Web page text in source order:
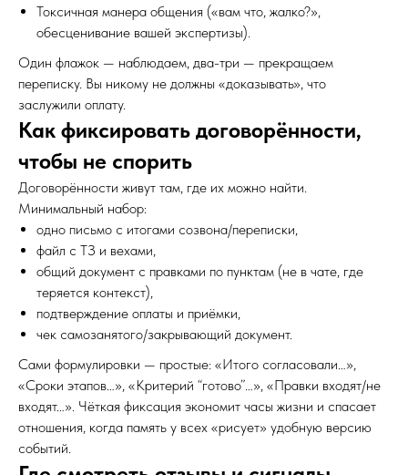
Токсичная манера общения («вам что, жалко?»,
обесценивание вашей экспертизы).
Один флажок — наблюдаем, два-три — прекращаем
переписку. Вы никому не должны «доказывать», что
заслужили оплату.
Как фиксировать договорённости,
чтобы не спорить
Договорённости живут там, где их можно найти.
Минимальный набор:
одно письмо с итогами созвона/переписки,
файл с ТЗ и вехами,
общий документ с правками по пунктам (не в чате, где
теряется контекст),
подтверждение оплаты и приёмки,
чек самозанятого/закрывающий документ.
Сами формулировки — простые: «Итого согласовали…»,
«Сроки этапов…», «Критерий “готово”…», «Правки входят/не
входят…». Чёткая фиксация экономит часы жизни и спасает
отношения, когда память у всех «рисует» удобную версию
событий.